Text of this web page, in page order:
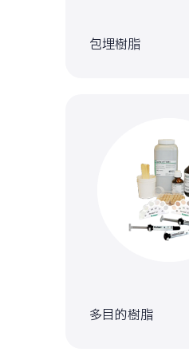
包埋樹脂
多目的樹脂